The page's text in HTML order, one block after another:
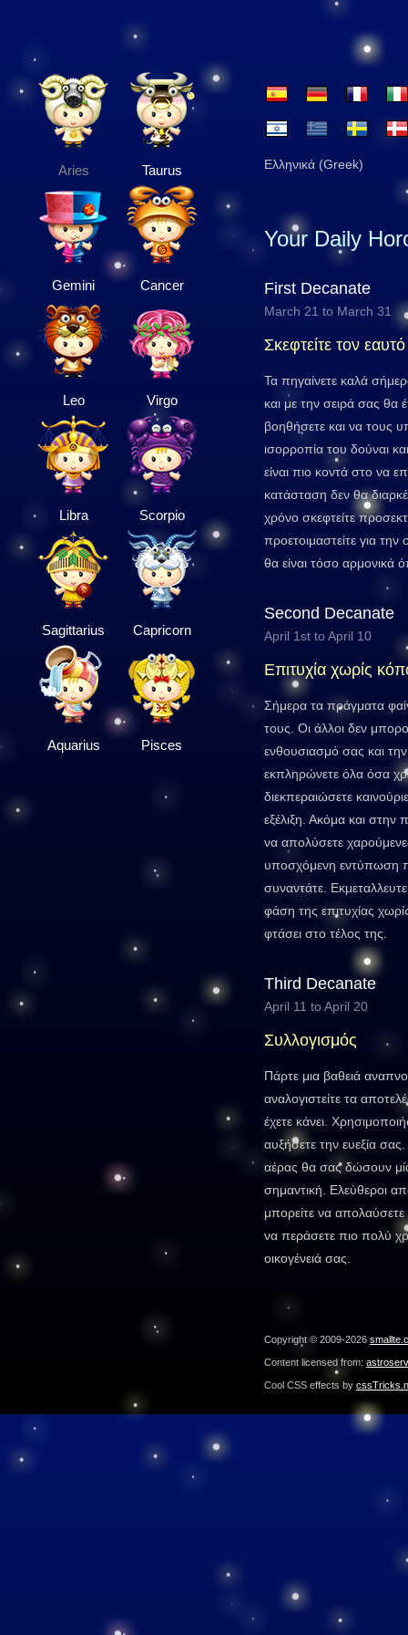
Aries Taurus
Gemini Cancer
Leo Virgo
Libra Scorpio
Sagittarius Capricorn
Aquarius Pisces
Ελληνικά (Greek)
Your Daily
First Decanate
March 21 to March 31
Σκεφτείτε τον
Τα πηγαίνετε καλά
και με την σειρά σας θα
βοηθήσετε και να τους
ισορροπία του δούναι
είναι πιο κοντά στο να
κατάσταση δεν θα
χρόνο σκεφτείτε
προετοιμαστείτε για
θα είναι τόσο αρμονικά
Second Decanate
April 1st to April 10
Επιτυχία χωρίς
Σήμερα τα πράγματα
τους. Οι άλλοι δεν
ενθουσιασμό σας και
εκπληρώνετε όλα όσα
διεκπεραιώσετε
εξέλιξη. Ακόμα και
να απολύσετε
υποσχόμενη εντύπωση
συναντάτε.
φάση της επιτυχίας
φτάσει στο τέλος της.
Third Decanate
April 11 to April 20
Συλλογισμός
Πάρτε μια βαθειά
αναλογιστείτε τα
έχετε κάνει.
αυξήσετε την ευεξία
αέρας θα σας δώσουν
σημαντική. Ελεύθεροι
μπορείτε να
να περάσετε πιο πολύ
οικογένειά σας.
Copyright © 2009-2026
Content licensed from:
Cool CSS effects by